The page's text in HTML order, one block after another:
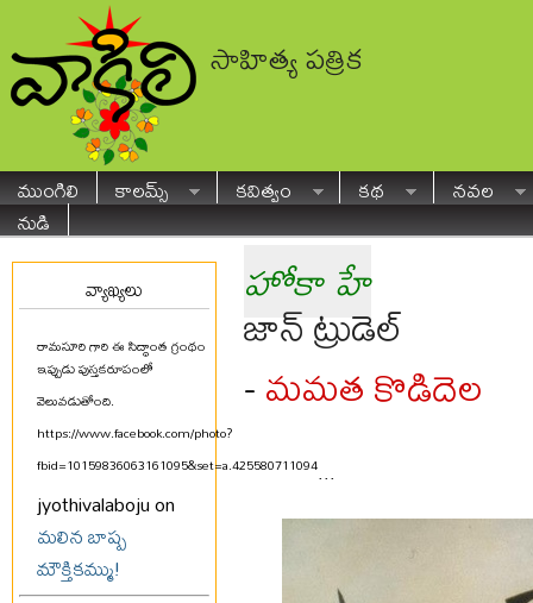
సాహిత్య పత్రిక
ముంగిలి కాలమ్స్ కవిత్వం కథ
నవల
నుడి
వ్యాఖ్యలు
రామసూరి గారి ఈ సిద్ధాంత గ్రంథం
ఇప్పుడు పుస్తకరూపంలో
వెలువడుతోంది.
https://www.facebook.com/photo?
fbid=10159836063161095&set=a.425580711094...
jyothivalaboju on
మలిన బాష్ప
మౌక్తికమ్ము!
హోకా హే
జాన్ ట్రుడెల్
-మమత కొడిదెల